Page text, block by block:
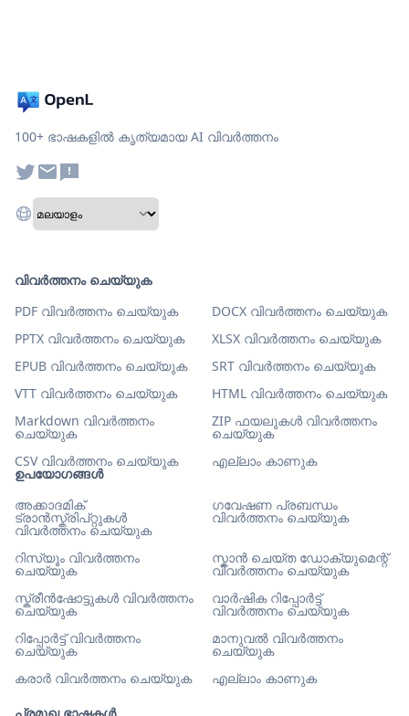
100+ ഭാഷകളിൽ കൃത്യമായ AI വിവർത്തനം
ഉപയോഗങ്ങൾ
അക്കാദമിക്
ട്രാൻസ്ക്രിപ്റ്റുകൾ
വിവർത്തനം ചെയ്യുക
ഗവേഷണ പ്രബന്ധം
വിവർത്തനം ചെയ്യുക
റിസ്യൂം വിവർത്തനം
ചെയ്യുക
സ്കാൻ ചെയ്ത ഡോക്യുമെന്റ്
വിവർത്തനം ചെയ്യുക
സ്ക്രീൻഷോട്ടുകൾ വിവർത്തനം
ചെയ്യുക
വാർഷിക റിപ്പോർട്ട്
വിവർത്തനം ചെയ്യുക
റിപ്പോർട്ട് വിവർത്തനം
ചെയ്യുക
മാനുവൽ വിവർത്തനം
ചെയ്യുക
കരാർ വിവർത്തനം ചെയ്യുക
എല്ലാം കാണുക
വിവർത്തനം ചെയ്യുക
PDF വിവർത്തനം ചെയ്യുക
DOCX വിവർത്തനം ചെയ്യുക
PPTX വിവർത്തനം ചെയ്യുക
XLSX വിവർത്തനം ചെയ്യുക
EPUB വിവർത്തനം ചെയ്യുക
SRT വിവർത്തനം ചെയ്യുക
VTT വിവർത്തനം ചെയ്യുക
HTML വിവർത്തനം ചെയ്യുക
Markdown വിവർത്തനം
ചെയ്യുക
ZIP ഫയലുകൾ വിവർത്തനം
ചെയ്യുക
CSV വിവർത്തനം ചെയ്യുക
എല്ലാം കാണുക